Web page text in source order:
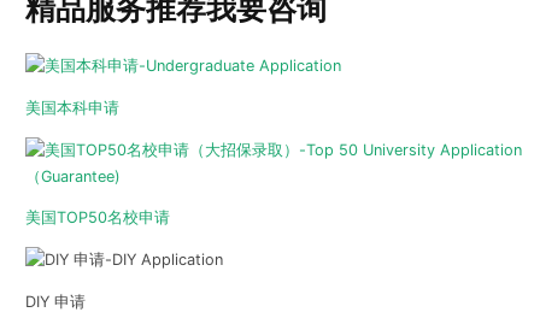
精品服务推荐我要咨询
美国本科申请
美国TOP50名校申请
DIY 申请